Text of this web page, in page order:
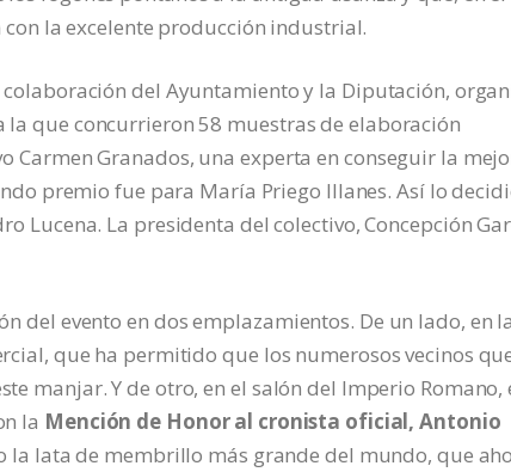
la excelente producción industrial.
del Ayuntamiento y la Diputación,
que concurrieron 58 muestras de elaboración
Granados, una experta en conseguir la
premio fue para María Priego Illanes. Así lo
Lucena. La presidenta del colectivo, Concepción
del evento en dos emplazamientos. De un lado, en la
que ha permitido que los numerosos vecinos
manjar. Y de otro, en el salón del Imperio Romano,
la Mención de Honor al cronista oficial, Antonio
la lata de membrillo más grande del mundo, que